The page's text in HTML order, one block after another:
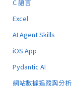
C 語言
Excel
AI Agent Skills
iOS App
Pydantic AI
網站數據追蹤與分析